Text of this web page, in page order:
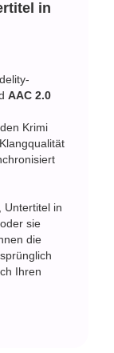
in
AAC 2.0
Krimi
Untertitel in
sie
die
Ihren